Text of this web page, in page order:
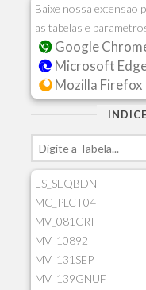
Baixe nossa extensao
as tabelas e
Google
Microsoft
Mozilla Firefox
ES_SEQBDN
MC_PLCT04
MV_081CRI
MV_10892
MV_131SEP
MV_139GNUF